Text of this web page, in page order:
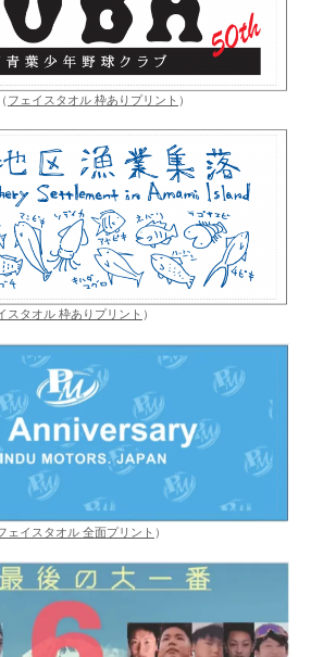
フェイスタオル 枠ありプリント ）
スタオル 枠ありプリント ）
ェイスタオル 全面プリント ）